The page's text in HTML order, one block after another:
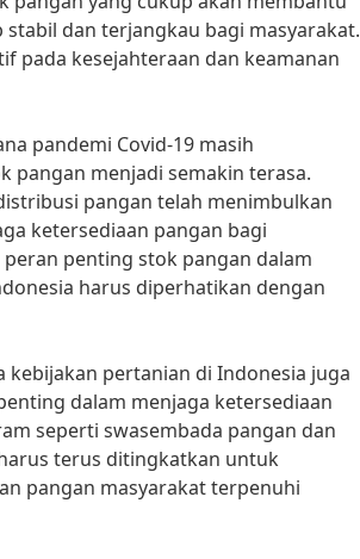
dan terjangkau bagi masyarakat.
pada kesejahteraan dan keamanan
pandemi Covid-19 masih
pangan menjadi semakin terasa.
pangan telah menimbulkan
ketersediaan pangan bagi
penting stok pangan dalam
harus diperhatikan dengan
kebijakan pertanian di Indonesia juga
dalam menjaga ketersediaan
seperti swasembada pangan dan
terus ditingkatkan untuk
pangan masyarakat terpenuhi